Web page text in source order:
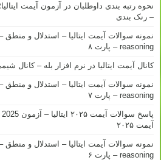
– رنک بندی
reasoning – پارت ۸
کانال آیمت ایتالیا در نرم افزار بله – کانال
reasoning – پارت ۷
آیمت ۲۰۲۵
reasoning – پارت ۶